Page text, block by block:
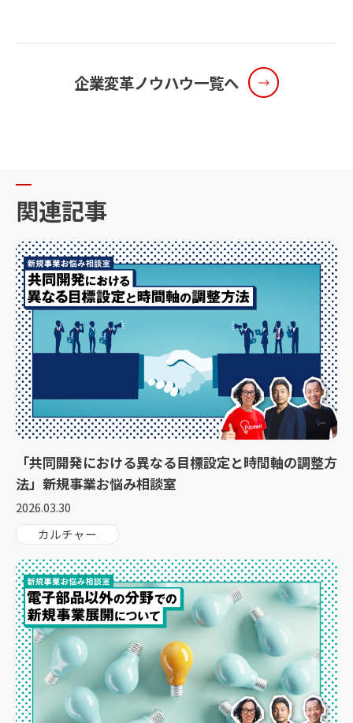
企業変革ノウハウ一覧へ
関連記事
「共同開発における異なる目標設定と時間軸の調整方
法」新規事業お悩み相談室
2026.03.30
カルチャー